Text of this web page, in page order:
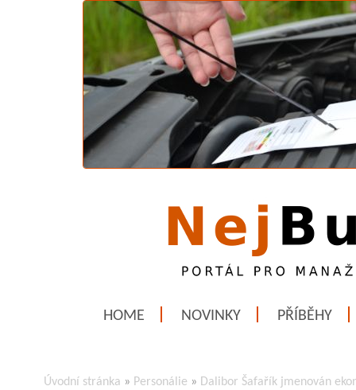
HOME NOVINKY PŘÍBĚHY
Úvodní stránka » Personálie » Dalibor Šafařík jmenován